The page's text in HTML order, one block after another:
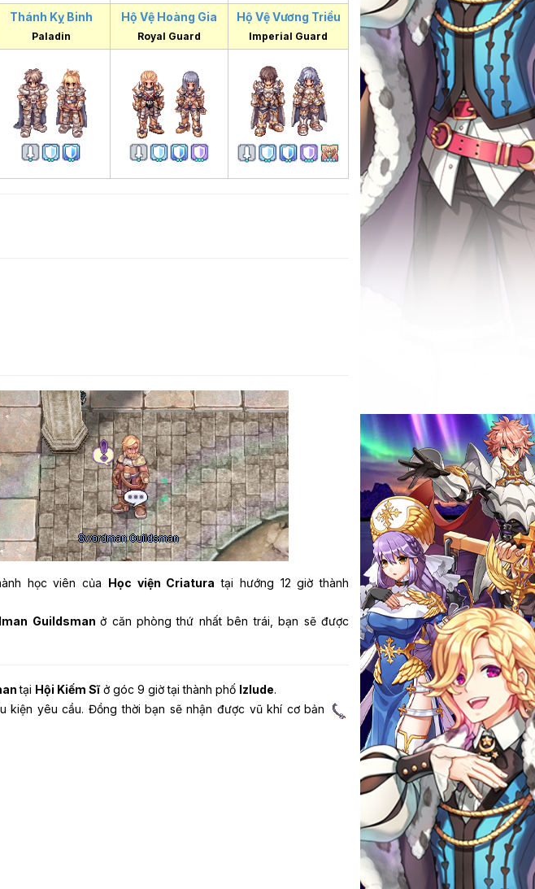
Thánh Kỵ Binh
Paladin
Hộ Vệ Hoàng Gia
Royal Guard
Hộ Vệ Vương Triều
Imperial Guard
học viên của Học viện Criatura tại hướng 12 giờ thành
Guildsmanở căn phòng thứ nhất bên trái, bạn sẽ được
tại Hội Kiếm Sĩở góc 9 giờ tại thành phố Izlude.
kiện yêu cầu. Đồng thời bạn sẽ nhận được vũ khí cơ bản